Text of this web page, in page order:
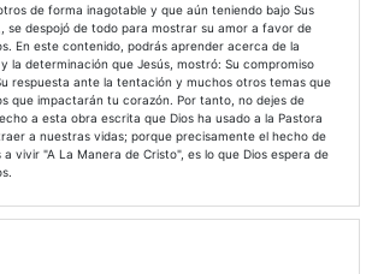
de forma inagotable y que aún teniendo bajo Sus
se despojó de todo para mostrar su amor a favor de
En este contenido, podrás aprender acerca de la
la determinación que Jesús, mostró: Su compromiso
respuesta ante la tentación y muchos otros temas que
que impactarán tu corazón. Por tanto, no dejes de
a esta obra escrita que Dios ha usado a la Pastora
a nuestras vidas; porque precisamente el hecho de
a vivir "A La Manera de Cristo", es lo que Dios espera de